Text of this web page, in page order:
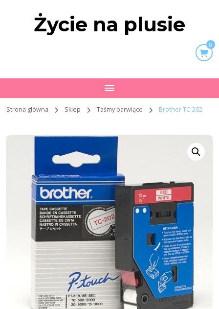
Życie na plusie
0
Strona główna Sklep Taśmy barwiące Brother TC-202